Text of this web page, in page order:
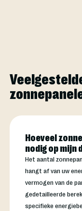
Hoeveel
nodig op mijn
Het aantal
hangt af van uw
vermogen van de
gedetailleerde
specifieke